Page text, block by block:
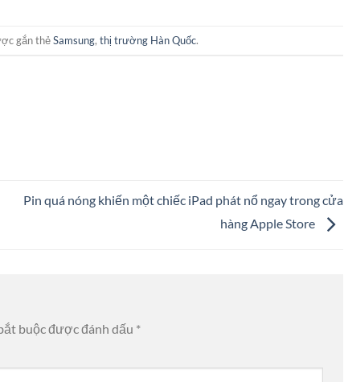
gắn thẻSamsung, thị trường Hàn Quốc.
Pin quá nóng khiến một chiếc iPad phát nổ ngay trong cửa
hàng Apple Store
buộc được đánh dấu *